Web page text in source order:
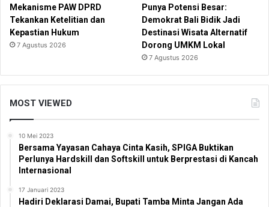
Mekanisme PAW DPRD
Tekankan Ketelitian dan
Kepastian Hukum
7 Agustus 2026
Punya Potensi Besar:
Demokrat Bali Bidik Jadi
Destinasi Wisata Alternatif
Dorong UMKM Lokal
7 Agustus 2026
MOST VIEWED
10 Mei 2023
Bersama Yayasan Cahaya Cinta Kasih, SPIGA Buktikan
Perlunya Hardskill dan Softskill untuk Berprestasi di Kancah
Internasional
17 Januari 2023
Hadiri Deklarasi Damai, Bupati Tamba Minta Jangan Ada